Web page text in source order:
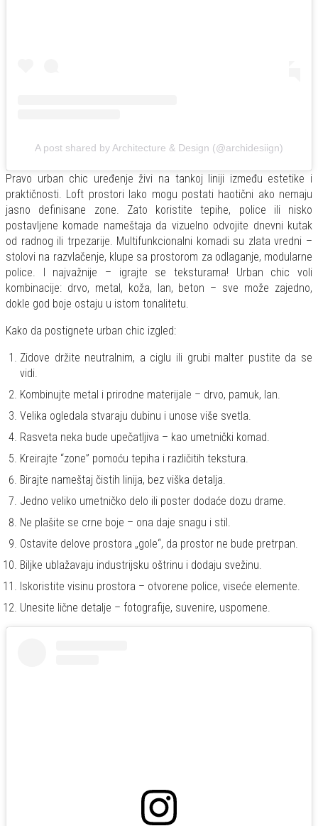
A post shared by Architecture & Design (@archidesiign)
Pravo urban chic uređenje živi na tankoj liniji između estetike i
praktičnosti. Loft prostori lako mogu postati haotični ako nemaju
jasno definisane zone. Zato koristite tepihe, police ili nisko
postavljene komade nameštaja da vizuelno odvojite dnevni kutak
od radnog ili trpezarije. Multifunkcionalni komadi su zlata vredni –
stolovi na razvlačenje, klupe sa prostorom za odlaganje, modularne
police. I najvažnije – igrajte se teksturama! Urban chic voli
kombinacije: drvo, metal, koža, lan, beton – sve može zajedno,
dokle god boje ostaju u istom tonalitetu.
Kako da postignete urban chic izgled:
Zidove držite neutralnim, a ciglu ili grubi malter pustite da se
vidi.
Kombinujte metal i prirodne materijale – drvo, pamuk, lan.
Velika ogledala stvaraju dubinu i unose više svetla.
Rasveta neka bude upečatljiva – kao umetnički komad.
Kreirajte “zone” pomoću tepiha i različitih tekstura.
Birajte nameštaj čistih linija, bez viška detalja.
Jedno veliko umetničko delo ili poster dodaće dozu drame.
Ne plašite se crne boje – ona daje snagu i stil.
Ostavite delove prostora „gole“, da prostor ne bude pretrpan.
Biljke ublažavaju industrijsku oštrinu i dodaju svežinu.
Iskoristite visinu prostora – otvorene police, viseće elemente.
Unesite lične detalje – fotografije, suvenire, uspomene.